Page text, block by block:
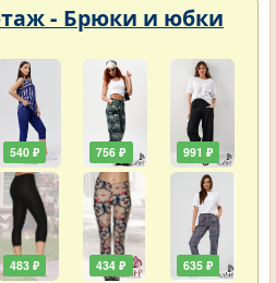
- Брюки и юбки
540 ₽
483 ₽
756 ₽
434 ₽
991 ₽
635 ₽